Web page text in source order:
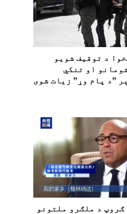
د توقيف شویو
او تنکي
"د پام وړ" زیات شوی
ګروپ د ملګرو ملتونو